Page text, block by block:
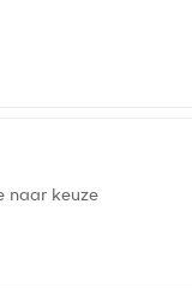
naar keuze